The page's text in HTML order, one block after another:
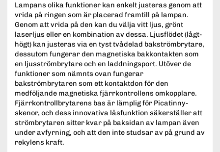
Lampans olika funktioner kan enkelt justeras genom att
vrida på ringen som är placerad framtill på lampan.
Genom att vrida på den kan du välja vitt ljus, grönt
laserljus eller en kombination av dessa. Ljusflödet (lågt-
högt) kan justeras via en tyst tvådelad bakströmbrytare,
dessutom fungerar den magnetiska bakkontakten som
en ljusströmbrytare och en laddningsport. Utöver de
funktioner som nämnts ovan fungerar
bakströmbrytaren som ett kontaktdon för den
medföljande magnetiska fjärrkontrollens omkopplare.
Fjärrkontrollbrytarens bas är lämplig för Picatinny-
skenor, och dess innovativa låsfunktion säkerställer att
strömbrytaren sitter kvar på baksidan av lampan även
under avfyrning, och att den inte studsar av på grund av
rekylens kraft.